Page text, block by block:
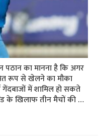
पठान का मानना है कि अगर
रूप से खेलने का मौका
गेंदबाजों में शामिल हो सकते
के खिलाफ तीन मैचों की …